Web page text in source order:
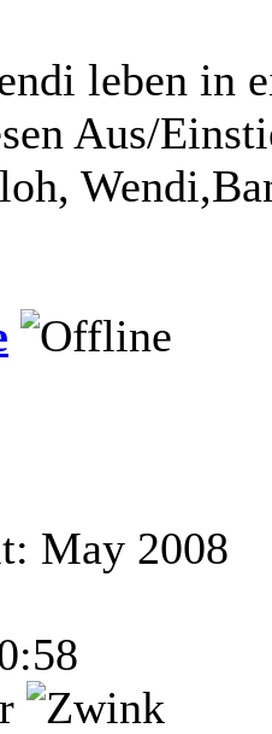
leben in
Aus/
May 2008